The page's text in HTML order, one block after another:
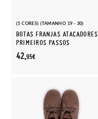
(5 CORES) (TAMANHO 19 - 30)
BOTAS FRANJAS ATACADORES
PRIMEIROS PASSOS
42,95€